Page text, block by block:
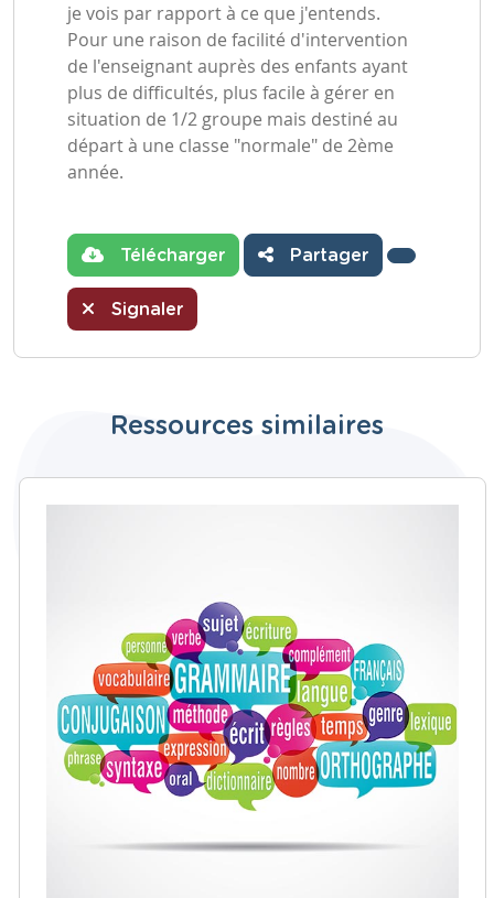
je vois par rapport à ce que j'entends.
Pour une raison de facilité d'intervention
de l'enseignant auprès des enfants ayant
plus de difficultés, plus facile à gérer en
situation de 1/2 groupe mais destiné au
départ à une classe "normale" de 2ème
année.
Télécharger Partager
Signaler
Ressources similaires